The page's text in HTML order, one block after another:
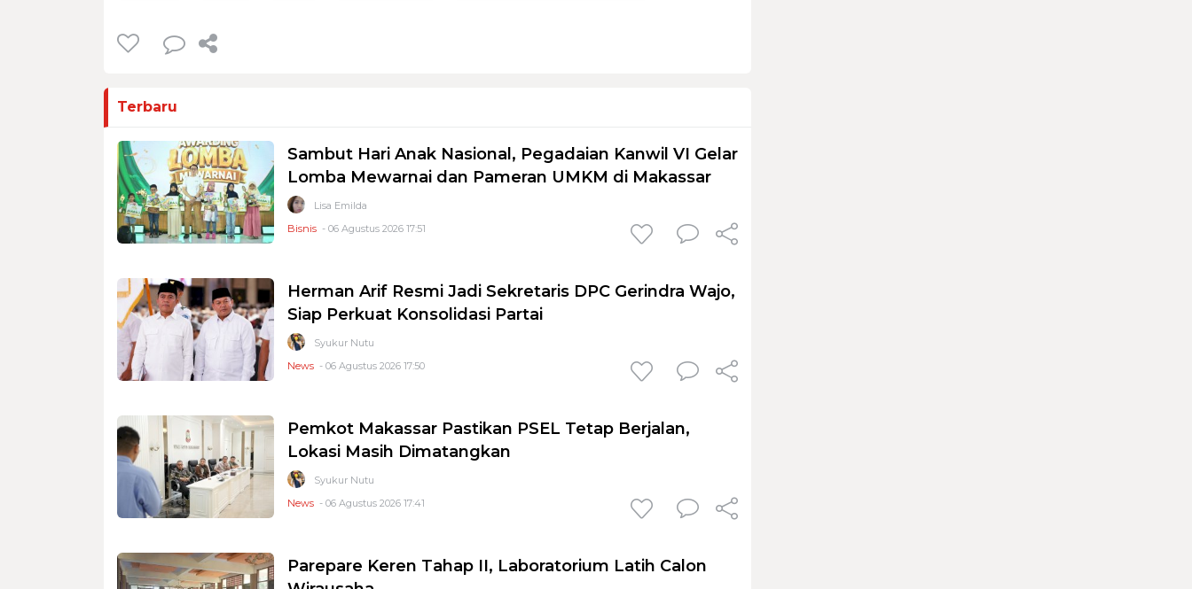
Terbaru
Sambut Hari Anak Nasional, Pegadaian Kanwil VI Gelar
Lomba Mewarnai dan Pameran UMKM di Makassar
Lisa Emilda
Bisnis - 06 Agustus 2026 17:51
Herman Arif Resmi Jadi Sekretaris DPC Gerindra Wajo,
Siap Perkuat Konsolidasi Partai
Syukur Nutu
News - 06 Agustus 2026 17:50
Pemkot Makassar Pastikan PSEL Tetap Berjalan,
Lokasi Masih Dimatangkan
Syukur Nutu
News - 06 Agustus 2026 17:41
Parepare Keren Tahap II, Laboratorium Latih Calon